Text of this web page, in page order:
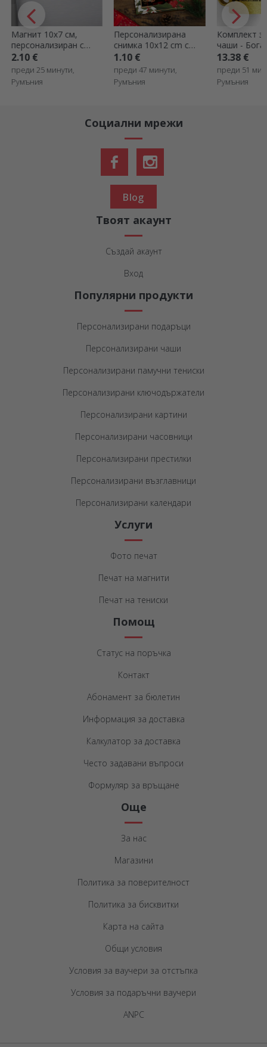
Персонализирана
снимка 10x12 cm с
коледна тематика
1.10 €
преди 47 минути,
Румъния
Комплект златни
чаши - Богатите
кръстници
13.38 €
преди 51 минути,
Румъния
кърпа с
за
екрани/
2.00 €
преди 51
Румъния
Социални мрежи
Blog
Твоят акаунт
Създай акаунт
Вход
Популярни продукти
Персонализирани подаръци
Персонализирани чаши
Персонализирани памучни тениски
Персонализирани ключодържатели
Персонализирани картини
Персонализирани часовници
Персонализирани престилки
Персонализирани възглавници
Персонализирани календари
Услуги
Фото печат
Печат на магнити
Печат на тениски
Помощ
Статус на поръчка
Контакт
Абонамент за бюлетин
Информация за доставка
Калкулатор за доставка
Често задавани въпроси
Формуляр за връщане
Още
За нас
Магазини
Политика за поверителност
Политика за бисквитки
Карта на сайта
Общи условия
Условия за ваучери за отстъпка
Условия за подаръчни ваучери
ANPC